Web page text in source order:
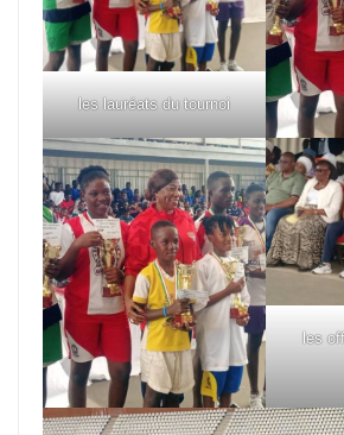
les lauréats du tournoi
les